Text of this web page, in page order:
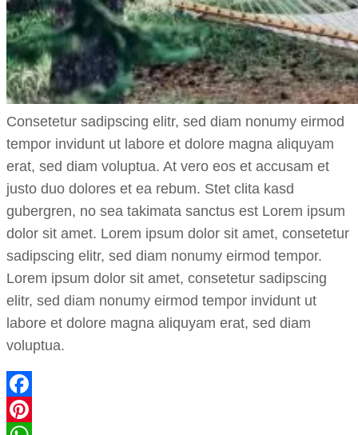
Consetetur sadipscing elitr, sed diam nonumy eirmod
tempor invidunt ut labore et dolore magna aliquyam
erat, sed diam voluptua. At vero eos et accusam et
justo duo dolores et ea rebum. Stet clita kasd
gubergren, no sea takimata sanctus est Lorem ipsum
dolor sit amet. Lorem ipsum dolor sit amet, consetetur
sadipscing elitr, sed diam nonumy eirmod tempor.
Lorem ipsum dolor sit amet, consetetur sadipscing
elitr, sed diam nonumy eirmod tempor invidunt ut
labore et dolore magna aliquyam erat, sed diam
voluptua.
Facebook